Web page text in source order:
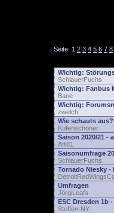
Seite: 1 2 3 4 5 6 7 8
Wichtig:
SchlauerFuchs
Wichtig: Fanbus
Bane
Wichtig:
zwelch
Wie schauts aus?
Kufenschoner
Saison 2020/21 -
Alfi81
Saisonumfrage
SchlauerFuchs
Tornado Niesky -
Umfragen
JörgiLeafs
ESC Dresden 1b
Steffen-NY